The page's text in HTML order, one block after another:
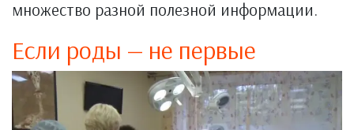
множество разной полезной информации.
Если роды — не первые